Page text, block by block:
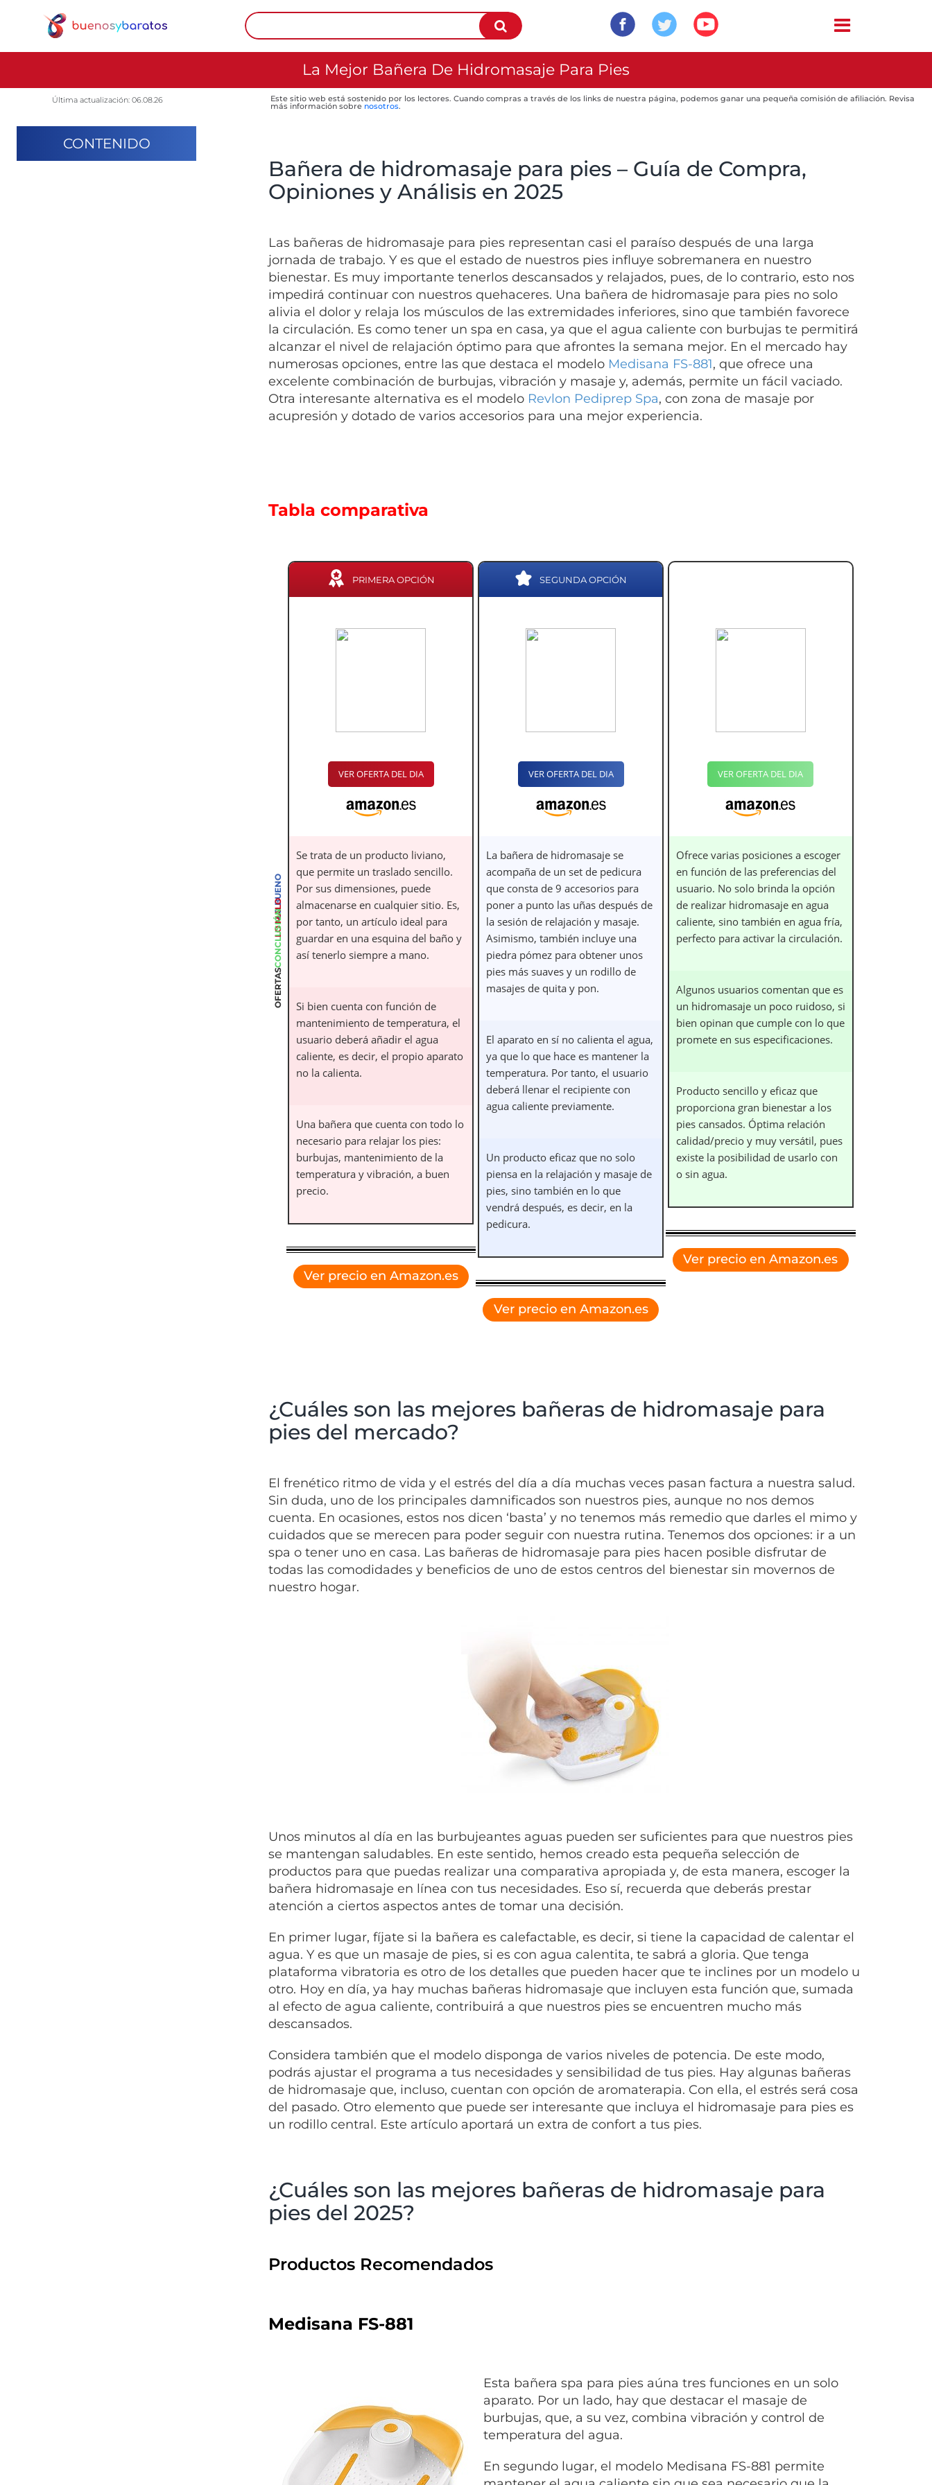
La Mejor Bañera De Hidromasaje Para Pies
Última actualización: 06.08.26 Este sitio web está sostenido por los lectores. Cuando compras a través de los links de nuestra página, podemos ganar una pequeña comisión de afiliación. Revisa
más información sobre nosotros.
CONTENIDO
Bañera de hidromasaje para pies – Guía de Compra,
Opiniones y Análisis en 2025
Las bañeras de hidromasaje para pies representan casi el paraíso después de una larga
jornada de trabajo. Y es que el estado de nuestros pies influye sobremanera en nuestro
bienestar. Es muy importante tenerlos descansados y relajados, pues, de lo contrario, esto nos
impedirá continuar con nuestros quehaceres. Una bañera de hidromasaje para pies no solo
alivia el dolor y relaja los músculos de las extremidades inferiores, sino que también favorece
la circulación. Es como tener un spa en casa, ya que el agua caliente con burbujas te permitirá
alcanzar el nivel de relajación óptimo para que afrontes la semana mejor. En el mercado hay
numerosas opciones, entre las que destaca el modelo Medisana FS-881, que ofrece una
excelente combinación de burbujas, vibración y masaje y, además, permite un fácil vaciado.
Otra interesante alternativa es el modelo Revlon Pediprep Spa, con zona de masaje por
acupresión y dotado de varios accesorios para una mejor experiencia.
Tabla comparativa
LO BUENO
LO MALO
CONCLUSIÓN
OFERTAS
PRIMERA OPCIÓN
VER OFERTA DEL DIA
Se trata de un producto liviano,
que permite un traslado sencillo.
Por sus dimensiones, puede
almacenarse en cualquier sitio. Es,
por tanto, un artículo ideal para
guardar en una esquina del baño y
así tenerlo siempre a mano.
Si bien cuenta con función de
mantenimiento de temperatura, el
usuario deberá añadir el agua
caliente, es decir, el propio aparato
no la calienta.
Una bañera que cuenta con todo lo
necesario para relajar los pies:
burbujas, mantenimiento de la
temperatura y vibración, a buen
precio.
Ver precio en Amazon.es
SEGUNDA OPCIÓN
VER OFERTA DEL DIA
La bañera de hidromasaje se
acompaña de un set de pedicura
que consta de 9 accesorios para
poner a punto las uñas después de
la sesión de relajación y masaje.
Asimismo, también incluye una
piedra pómez para obtener unos
pies más suaves y un rodillo de
masajes de quita y pon.
El aparato en sí no calienta el agua,
ya que lo que hace es mantener la
temperatura. Por tanto, el usuario
deberá llenar el recipiente con
agua caliente previamente.
Un producto eficaz que no solo
piensa en la relajación y masaje de
pies, sino también en lo que
vendrá después, es decir, en la
pedicura.
Ver precio en Amazon.es
VER OFERTA DEL DIA
Ofrece varias posiciones a escoger
en función de las preferencias del
usuario. No solo brinda la opción
de realizar hidromasaje en agua
caliente, sino también en agua fría,
perfecto para activar la circulación.
Algunos usuarios comentan que es
un hidromasaje un poco ruidoso, si
bien opinan que cumple con lo que
promete en sus especificaciones.
Producto sencillo y eficaz que
proporciona gran bienestar a los
pies cansados. Óptima relación
calidad/precio y muy versátil, pues
existe la posibilidad de usarlo con
o sin agua.
Ver precio en Amazon.es
¿Cuáles son las mejores bañeras de hidromasaje para
pies del mercado?
El frenético ritmo de vida y el estrés del día a día muchas veces pasan factura a nuestra salud.
Sin duda, uno de los principales damnificados son nuestros pies, aunque no nos demos
cuenta. En ocasiones, estos nos dicen ‘basta’ y no tenemos más remedio que darles el mimo y
cuidados que se merecen para poder seguir con nuestra rutina. Tenemos dos opciones: ir a un
spa o tener uno en casa. Las bañeras de hidromasaje para pies hacen posible disfrutar de
todas las comodidades y beneficios de uno de estos centros del bienestar sin movernos de
nuestro hogar.
Unos minutos al día en las burbujeantes aguas pueden ser suficientes para que nuestros pies
se mantengan saludables. En este sentido, hemos creado esta pequeña selección de
productos para que puedas realizar una comparativa apropiada y, de esta manera, escoger la
bañera hidromasaje en línea con tus necesidades. Eso sí, recuerda que deberás prestar
atención a ciertos aspectos antes de tomar una decisión.
En primer lugar, fíjate si la bañera es calefactable, es decir, si tiene la capacidad de calentar el
agua. Y es que un masaje de pies, si es con agua calentita, te sabrá a gloria. Que tenga
plataforma vibratoria es otro de los detalles que pueden hacer que te inclines por un modelo u
otro. Hoy en día, ya hay muchas bañeras hidromasaje que incluyen esta función que, sumada
al efecto de agua caliente, contribuirá a que nuestros pies se encuentren mucho más
descansados.
Considera también que el modelo disponga de varios niveles de potencia. De este modo,
podrás ajustar el programa a tus necesidades y sensibilidad de tus pies. Hay algunas bañeras
de hidromasaje que, incluso, cuentan con opción de aromaterapia. Con ella, el estrés será cosa
del pasado. Otro elemento que puede ser interesante que incluya el hidromasaje para pies es
un rodillo central. Este artículo aportará un extra de confort a tus pies.
¿Cuáles son las mejores bañeras de hidromasaje para
pies del 2025?
Productos Recomendados
Medisana FS-881
Esta bañera spa para pies aúna tres funciones en un solo
aparato. Por un lado, hay que destacar el masaje de
burbujas, que, a su vez, combina vibración y control de
temperatura del agua.
En segundo lugar, el modelo Medisana FS-881 permite